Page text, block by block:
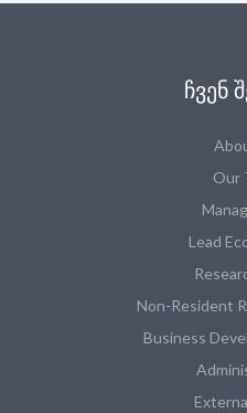
ᲩᲕᲔᲜ
Our
Lead
Non-Resident
Business